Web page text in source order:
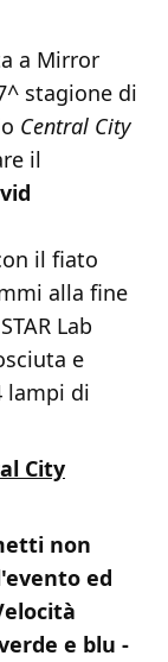
a Mirror
stagione di
Central City
il
il fiato
alla fine
Lab
e
lampi di
City
non
ed
e blu -